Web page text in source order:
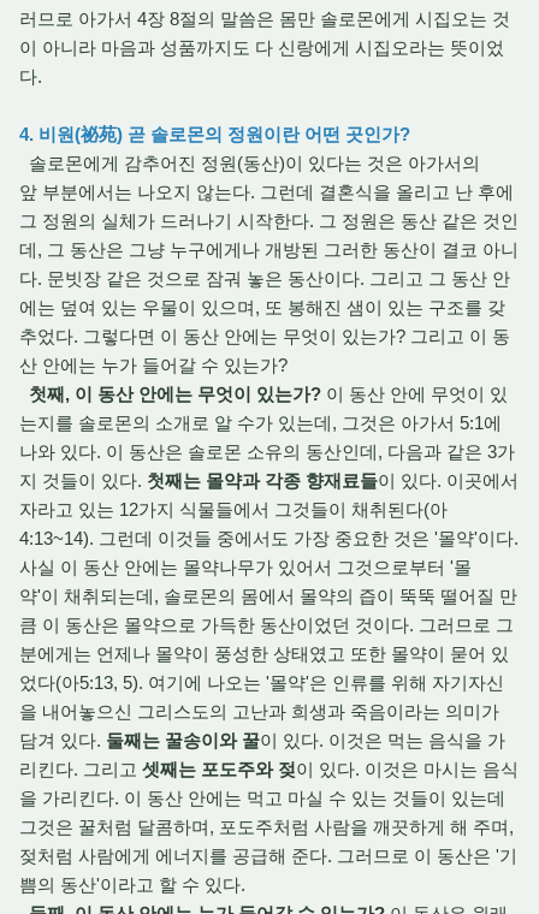
러므로 아가서 4장 8절의 말씀은 몸만 솔로몬에게 시집오는 것
이 아니라 마음과 성품까지도 다 신랑에게 시집오라는 뜻이었
다.
4. 비원(祕苑) 곧 솔로몬의 정원이란 어떤 곳인가?
솔로몬에게 감추어진 정원(동산)이 있다는 것은 아가서의
앞 부분에서는 나오지 않는다. 그런데 결혼식을 올리고 난 후에
그 정원의 실체가 드러나기 시작한다. 그 정원은 동산 같은 것인
데, 그 동산은 그냥 누구에게나 개방된 그러한 동산이 결코 아니
다. 문빗장 같은 것으로 잠궈 놓은 동산이다. 그리고 그 동산 안
에는 덮여 있는 우물이 있으며, 또 봉해진 샘이 있는 구조를 갖
추었다. 그렇다면 이 동산 안에는 무엇이 있는가? 그리고 이 동
산 안에는 누가 들어갈 수 있는가?
첫째, 이 동산 안에는 무엇이 있는가? 이 동산 안에 무엇이 있
는지를 솔로몬의 소개로 알 수가 있는데, 그것은 아가서 5:1에
나와 있다. 이 동산은 솔로몬 소유의 동산인데, 다음과 같은 3가
지 것들이 있다. 첫째는 몰약과 각종 향재료들이 있다. 이곳에서
자라고 있는 12가지 식물들에서 그것들이 채취된다(아
4:13~14). 그런데 이것들 중에서도 가장 중요한 것은 '몰약'이다.
사실 이 동산 안에는 몰약나무가 있어서 그것으로부터 '몰
약'이 채취되는데, 솔로몬의 몸에서 몰약의 즙이 뚝뚝 떨어질 만
큼 이 동산은 몰약으로 가득한 동산이었던 것이다. 그러므로 그
분에게는 언제나 몰약이 풍성한 상태였고 또한 몰약이 묻어 있
었다(아5:13, 5). 여기에 나오는 '몰약'은 인류를 위해 자기자신
을 내어놓으신 그리스도의 고난과 희생과 죽음이라는 의미가
담겨 있다. 둘째는 꿀송이와 꿀이 있다. 이것은 먹는 음식을 가
리킨다. 그리고 셋째는 포도주와 젖이 있다. 이것은 마시는 음식
을 가리킨다. 이 동산 안에는 먹고 마실 수 있는 것들이 있는데
그것은 꿀처럼 달콤하며, 포도주처럼 사람을 깨끗하게 해 주며,
젖처럼 사람에게 에너지를 공급해 준다. 그러므로 이 동산은 '기
쁨의 동산'이라고 할 수 있다.